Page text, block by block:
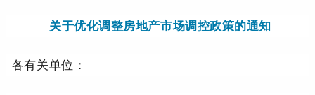
关于优化调整房地产市场调控政策的通知
各有关单位：